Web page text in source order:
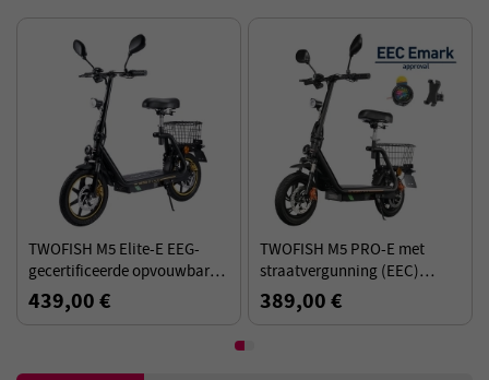
TWOFISH M5 Elite-E EEG-
gecertificeerde opvouwbare
elektrische scooter met zitje
en mandje, 500W motor -
439,00 €
TWOFISH M5 PRO-E met
straatvergunning (EEC)
opvouwbare elektrische
scooter met zadel en mandje,
389,00 €